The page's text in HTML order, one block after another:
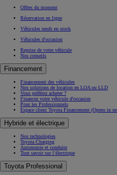
Offres du moment
Réservation en ligne
Véhicules neufs en stock
Véhicules d'occasion
Reprise de votre véhicule
Nos conseils
Financement
Financement des véhicules
Nos solutions de location en LOA ou LLD
Vous préférez acheter ?
Financez votre véhicule d'occasion
Pour les Professionnels
Espace client Toyota Financement (Opens in
Hybride et électrique
Nos technologies
Toyota Charging
Autonomie et conduite
Tout savoir sur l’électrique
Toyota Professional